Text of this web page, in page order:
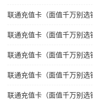
联通充值卡（面值千万别选
联通充值卡（面值千万别选
联通充值卡（面值千万别选
联通充值卡（面值千万别选
联通充值卡（面值千万别选